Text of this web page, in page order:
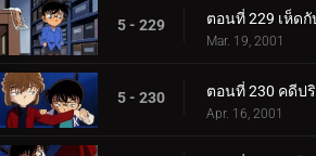
5 - 229
Mar. 19, 2001
5 - 230
Apr. 16, 2001